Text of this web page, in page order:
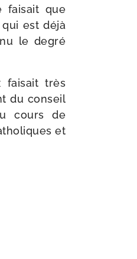
fai­sait que
est déjà
le degré
fai­sait très
du conseil
cours de
et